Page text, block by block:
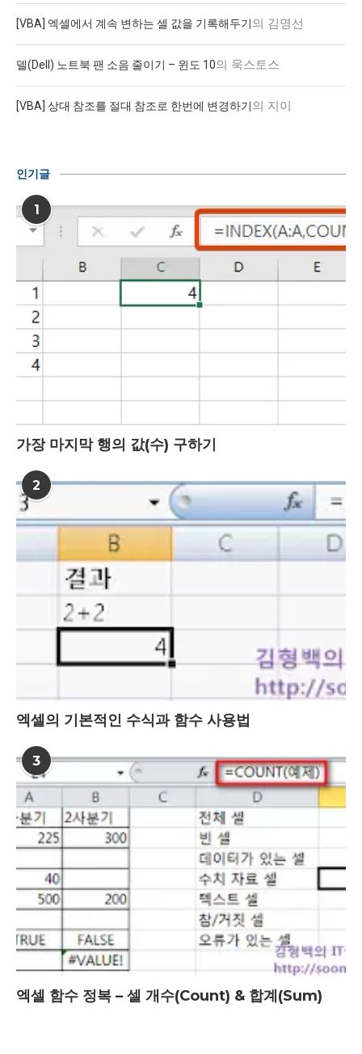
[VBA] 엑셀에서 계속 변하는 셀 값을 기록해두기의 김명선
델(Dell) 노트북 팬 소음 줄이기 – 윈도 10의 욱스토스
[VBA] 상대 참조를 절대 참조로 한번에 변경하기의 지이
인기글
1
가장 마지막 행의 값(수) 구하기
2
엑셀의 기본적인 수식과 함수 사용법
3
엑셀 함수 정복 – 셀 개수(Count) & 합계(Sum)